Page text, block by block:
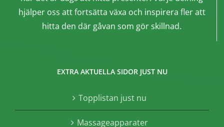
hjälper oss att fortsätta växa och inspirera fler att
hitta den där gåvan som gör skillnad.
EXTRA AKTUELLA SIDOR JUST NU
Topplistan just nu
Massageapparater